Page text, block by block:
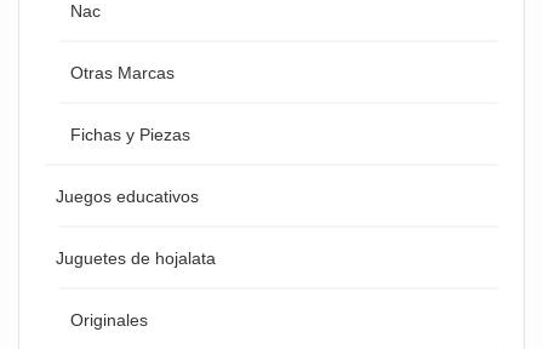
Nac
Otras Marcas
Fichas y Piezas
Juegos educativos
Juguetes de hojalata
Originales